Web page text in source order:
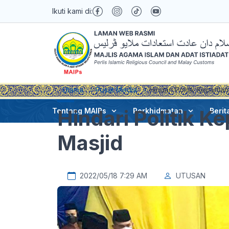
Ikuti kami di:
Tentang MAIPs Perkhidmatan
Utama Pusat Media Hindari Politik
Hindari Politik
Masjid
2022/05/18 7:29 AM UTUSAN